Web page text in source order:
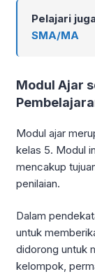
Pelajari
SMA/MA
Modul Ajar
Modul ajar
kelas 5. Modul
mencakup
penilaian.
Dalam
untuk
didorong untuk
kelompok,